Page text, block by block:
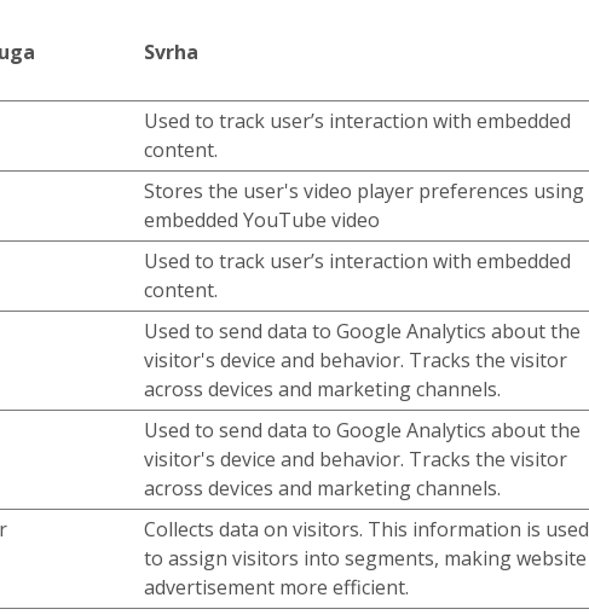
Svrha
Used to track user’s interaction with embedded
content.
Stores the user's video player preferences using
embedded YouTube video
Used to track user’s interaction with embedded
content.
Used to send data to Google Analytics about the
visitor's device and behavior. Tracks the visitor
across devices and marketing channels.
Used to send data to Google Analytics about the
visitor's device and behavior. Tracks the visitor
across devices and marketing channels.
Collects data on visitors. This information is used
to assign visitors into segments, making website
advertisement more efficient.